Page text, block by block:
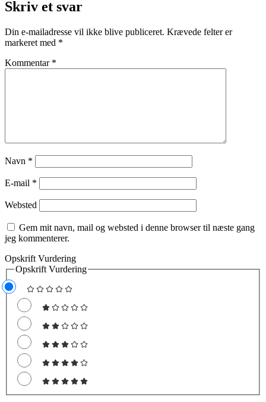
Skriv et svar
Din e-mailadresse vil ikke blive publiceret. Krævede felter er
markeret med *
Kommentar *
Navn *
E-mail *
Websted
Gem mit navn, mail og websted i denne browser til næste gang
jeg kommenterer.
Opskrift Vurdering
Opskrift Vurdering